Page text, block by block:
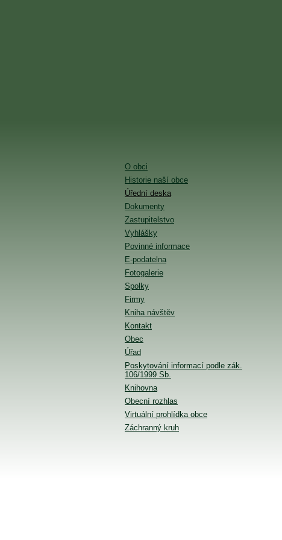
O obci
Historie naší obce
Úřední deska
Dokumenty
Zastupitelstvo
Vyhlášky
Povinné informace
E-podatelna
Fotogalerie
Spolky
Firmy
Kniha návštěv
Kontakt
Obec
Úřad
Poskytování informací podle zák.
106/1999 Sb.
Knihovna
Obecní rozhlas
Virtuální prohlídka obce
Záchranný kruh